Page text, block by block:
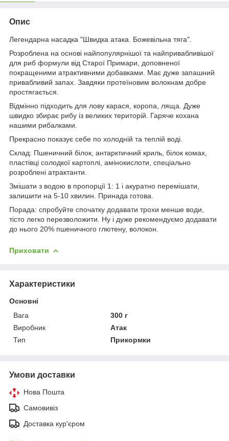
Опис
Легендарна насадка "Швидка атака. Божевільна тяга".
Розроблена на основі найпопулярнішої та найпривабливішої
для риб формули від Старої Примари, доповненої
покращеними атрактивними добавками. Має дуже запашний
привабливий запах. Завдяки протеїновим волокнам добре
простягається.
Відмінно підходить для лову карася, коропа, ляща. Дуже
швидко збирає рибу із великих територій. Гаряче кохана
нашими рибалками.
Прекрасно показує себе по холодній та теплій воді.
Склад: Пшеничний білок, антарктичний криль, білок комах,
пластівці солодкої картоплі, амінокислоти, спеціально
розроблені атрактанти.
Змішати з водою в пропорції 1: 1 і акуратно перемішати,
залишити на 5-10 хвилин. Принада готова.
Порада: спробуйте спочатку додавати трохи менше води,
тісто легко перезволожити. Ну і дуже рекомендуємо додавати
до нього 20% пшеничного глютену, волокон.
Приховати
Характеристики
Основні
Вага
300 г
Виробник
Атак
Тип
Прикормки
Умови доставки
Нова Пошта
Самовивіз
Доставка кур'єром